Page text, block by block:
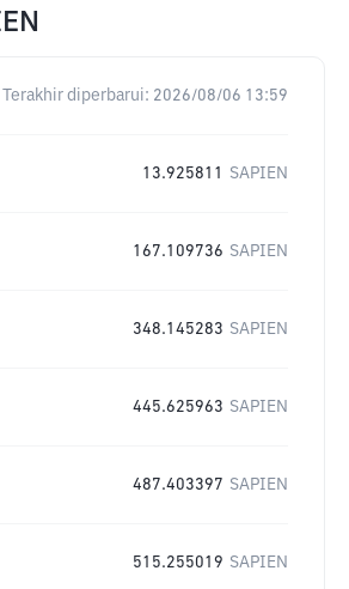
Terakhir diperbarui: 2026/08/06 13:59
13.925811 SAPIEN
167.109736 SAPIEN
348.145283 SAPIEN
445.625963 SAPIEN
487.403397 SAPIEN
515.255019 SAPIEN